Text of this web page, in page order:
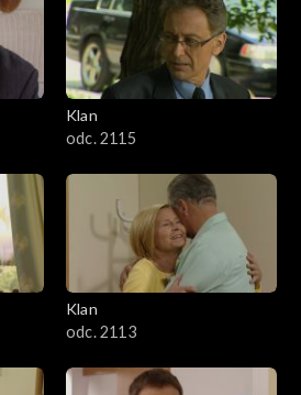
Klan
odc. 2115
Klan
odc. 2113